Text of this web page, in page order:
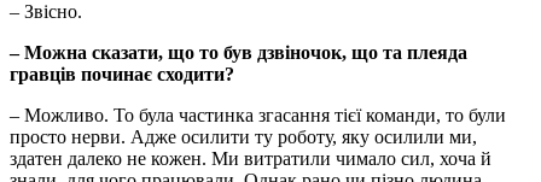
– Звісно.
– Можна сказати, що то був дзвіночок, що та плеяда
гравців починає сходити?
– Можливо. То була частинка згасання тієї команди, то були
просто нерви. Адже осилити ту роботу, яку осилили ми,
здатен далеко не кожен. Ми витратили чимало сил, хоча й